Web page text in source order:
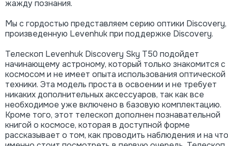
жажду познания.
Мы с гордостью представляем серию оптики Discovery,
произведенную Levenhuk при поддержке Discovery.
Телескоп Levenhuk Discovery Sky T50 подойдет
начинающему астроному, который только знакомится с
космосом и не имеет опыта использования оптической
техники. Эта модель проста в освоении и не требует
никаких дополнительных аксессуаров, так как все
необходимое уже включено в базовую комплектацию.
Кроме того, этот телескоп дополнен познавательной
книгой о космосе, которая в доступной форме
рассказывает о том, как проводить наблюдения и на что